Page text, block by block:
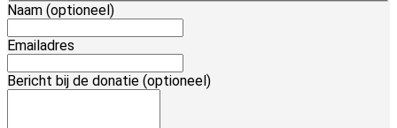
Naam (optioneel)
Emailadres
Bericht bij de donatie (optioneel)